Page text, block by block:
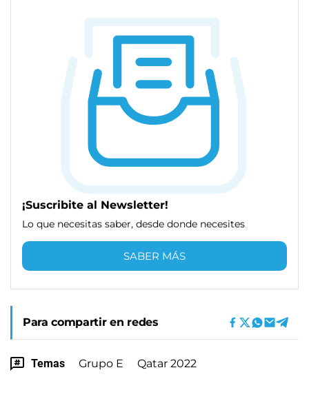
¡Suscribite al Newsletter!
Lo que necesitas saber, desde donde necesites
SABER MÁS
Para compartir en redes
Temas Grupo E Qatar 2022